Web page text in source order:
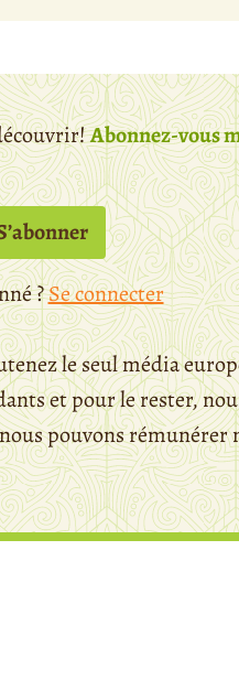
Abonnez-vous
?Se connecter
le seul média
et pour le rester,
pouvons rémunérer